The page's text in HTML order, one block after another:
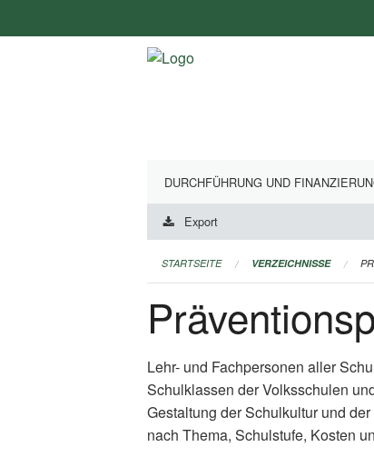
überspringen
DURCHFÜHRUNG UND
Export
STARTSEITE VERZEICHNISSE
Lehr- und Fachpersonen aller
Schulklassen der Volksschulen
Gestaltung der Schulkultur und
nach Thema, Schulstufe, Kosten